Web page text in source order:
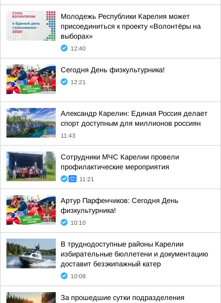
Молодежь Республики Карелия может
присоединиться к проекту «Волонтёры на
выборах»
12:40
Сегодня День физкультурника!
12:21
Александр Карелин: Единая Россия делает
спорт доступным для миллионов россиян
11:43
Сотрудники МЧС Карелии провели
профилактические мероприятия
11:21
Артур Парфенчиков: Сегодня День
физкультурника!
10:10
В труднодоступные районы Карелии
избирательные бюллетени и документацию
доставит безэкипажный катер
10:08
За прошедшие сутки подразделения